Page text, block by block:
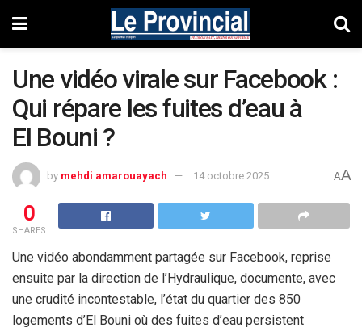
Une vidéo virale sur Facebook :
Qui répare les fuites d’eau à
El Bouni ?
by mehdi amarouayach 14 octobre 2025 AA
0
SHARES
Une vidéo abondamment partagée sur Facebook, reprise
ensuite par la direction de l’Hydraulique, documente, avec
une crudité incontestable, l’état du quartier des 850
logements d’El Bouni où des fuites d’eau persistent